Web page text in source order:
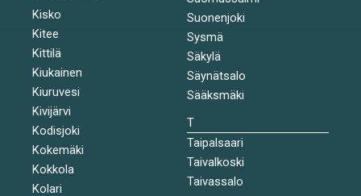
Kisko
Kitee
Kittilä
Kiukainen
Kiuruvesi
Kivijärvi
Kodisjoki
Kokemäki
Kokkola
Kolari
Suonenjoki
Sysmä
Säkylä
Säynätsalo
Sääksmäki
T
Taipalsaari
Taivalkoski
Taivassalo